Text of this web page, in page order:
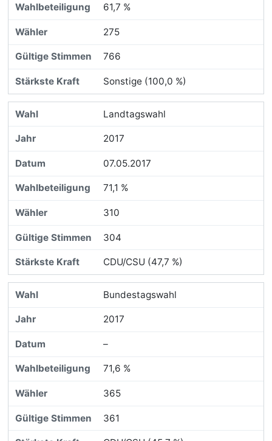
61,7 %
275
766
Sonstige (100,0 %)
Landtagswahl
2017
07.05.2017
71,1 %
310
304
CDU/CSU (47,7 %)
Bundestagswahl
2017
–
71,6 %
365
361